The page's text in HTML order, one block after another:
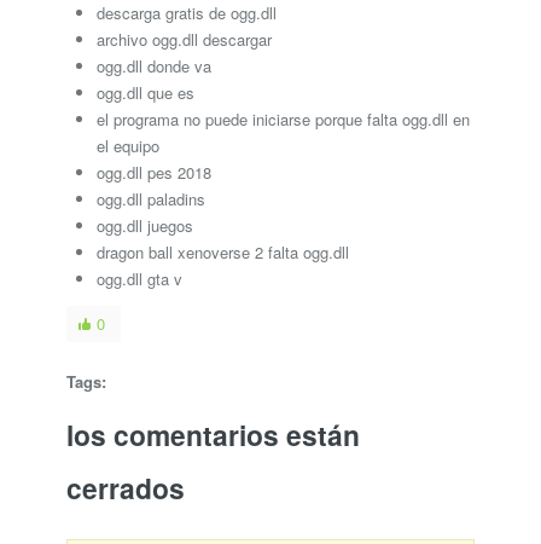
descarga gratis de ogg.dll
archivo ogg.dll descargar
ogg.dll donde va
ogg.dll que es
el programa no puede iniciarse porque falta ogg.dll en
el equipo
ogg.dll pes 2018
ogg.dll paladins
ogg.dll juegos
dragon ball xenoverse 2 falta ogg.dll
ogg.dll gta v
0
Tags:
los comentarios están
cerrados